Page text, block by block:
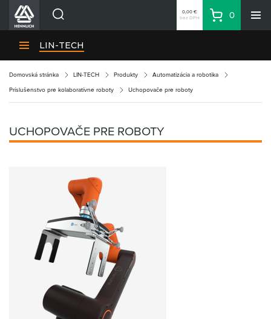
Divízie HENNLICH
Kariéra
Kontakty
Prihlásenie
Nákupný zoznam
Partner Zone
0,00 €
bez DPH
Košík
0
LIN-TECH
Domovská stránka LIN-TECH Produkty Automatizácia a robotika
Príslušenstvo pre kolaboratívne roboty Uchopovače pre roboty
UCHOPOVAČE PRE ROBOTY